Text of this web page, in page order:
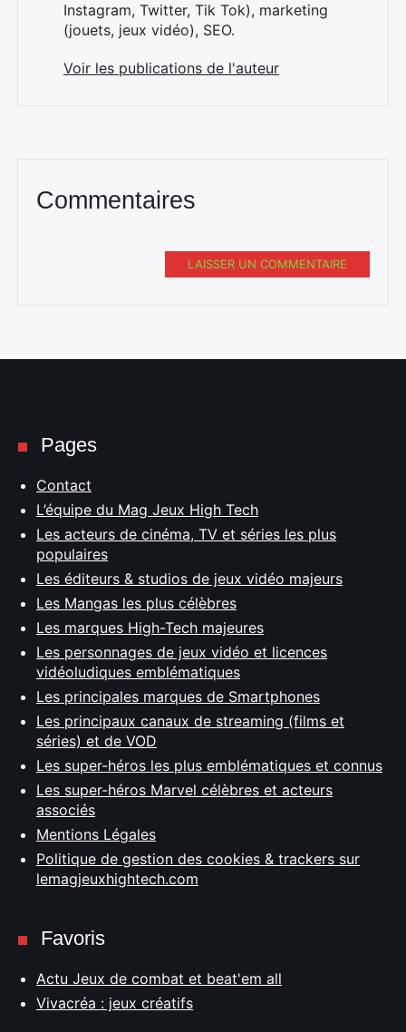
Instagram, Twitter, Tik Tok), marketing
(jouets, jeux vidéo), SEO.
Voir les publications de l'auteur
Commentaires
LAISSER UN COMMENTAIRE
Pages
Contact
L’équipe du Mag Jeux High Tech
Les acteurs de cinéma, TV et séries les plus
populaires
Les éditeurs & studios de jeux vidéo majeurs
Les Mangas les plus célèbres
Les marques High-Tech majeures
Les personnages de jeux vidéo et licences
vidéoludiques emblématiques
Les principales marques de Smartphones
Les principaux canaux de streaming (films et
séries) et de VOD
Les super-héros les plus emblématiques et connus
Les super-héros Marvel célèbres et acteurs
associés
Mentions Légales
Politique de gestion des cookies & trackers sur
lemagjeuxhightech.com
Favoris
Actu Jeux de combat et beat'em all
Vivacréa : jeux créatifs
Rechercher